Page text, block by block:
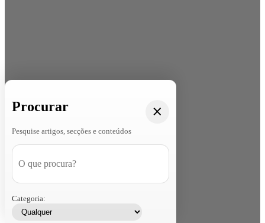
Procurar
Pesquise artigos, secções e conteúdos
Categoria: